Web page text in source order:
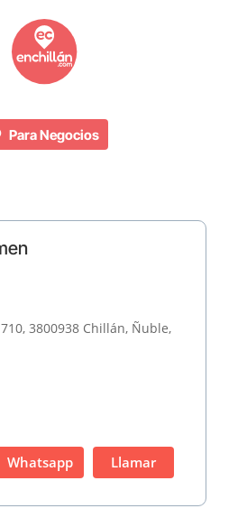
Para Negocios
3800938 Chillán, Ñuble,
Whatsapp Llamar